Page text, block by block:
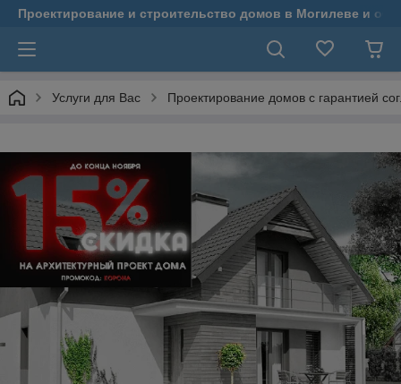
Проектирование и строительство домов в Могилеве и
Услуги для Вас Проектирование домов с гарантией